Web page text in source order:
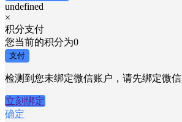
undefined
×
积分支付
您当前的积分为0
支付
检测到您未绑定微信账户，请先绑定微信
立刻绑定
确定